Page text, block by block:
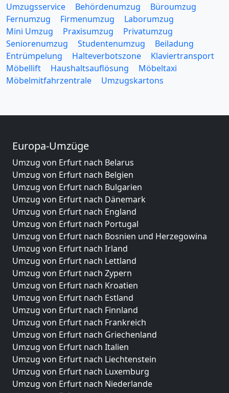
Umzugsservice Behördenumzug
Büroumzug
Fernumzug
Firmenumzug
Laborumzug
Mini Umzug
Praxisumzug
Privatumzug
Seniorenumzug
Studentenumzug
Beiladung
Entrümpelung
Halteverbotszone
Klaviertransport
Möbellift
Haushaltsauflösung
Möbeltaxi
Möbelmitfahrzentrale
Umzugskartons
Europa-Umzüge
Umzug von Erfurt nach Belarus
Umzug von Erfurt nach Belgien
Umzug von Erfurt nach Bulgarien
Umzug von Erfurt nach Dänemark
Umzug von Erfurt nach England
Umzug von Erfurt nach Portugal
Umzug von Erfurt nach Bosnien und Herzegowina
Umzug von Erfurt nach Irland
Umzug von Erfurt nach Lettland
Umzug von Erfurt nach Zypern
Umzug von Erfurt nach Kroatien
Umzug von Erfurt nach Estland
Umzug von Erfurt nach Finnland
Umzug von Erfurt nach Frankreich
Umzug von Erfurt nach Griechenland
Umzug von Erfurt nach Italien
Umzug von Erfurt nach Liechtenstein
Umzug von Erfurt nach Luxemburg
Umzug von Erfurt nach Niederlande